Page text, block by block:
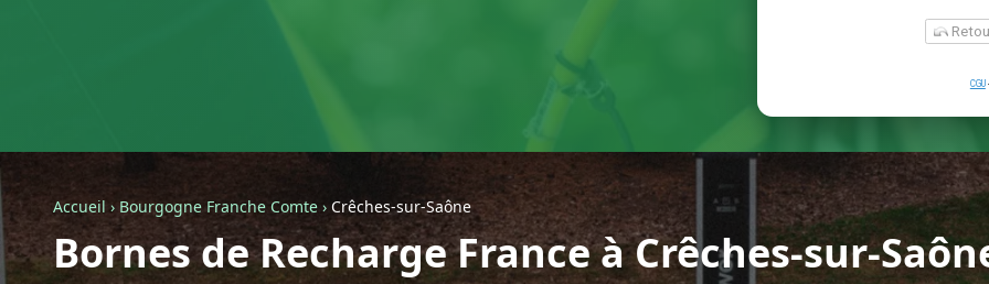
Accueil › Bourgogne Franche Comte › Crêches-sur-Saône
Bornes de Recharge France à Crêches-sur-